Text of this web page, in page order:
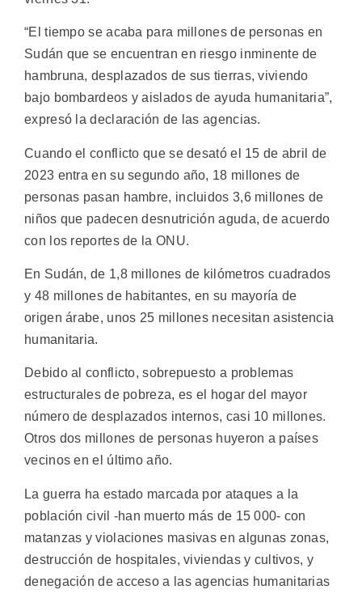
“El tiempo se acaba para millones de personas en
Sudán que se encuentran en riesgo inminente de
hambruna, desplazados de sus tierras, viviendo
bajo bombardeos y aislados de ayuda humanitaria”,
expresó la declaración de las agencias.
Cuando el conflicto que se desató el 15 de abril de
2023 entra en su segundo año, 18 millones de
personas pasan hambre, incluidos 3,6 millones de
niños que padecen desnutrición aguda, de acuerdo
con los reportes de la ONU.
En Sudán, de 1,8 millones de kilómetros cuadrados
y 48 millones de habitantes, en su mayoría de
origen árabe, unos 25 millones necesitan asistencia
humanitaria.
Debido al conflicto, sobrepuesto a problemas
estructurales de pobreza, es el hogar del mayor
número de desplazados internos, casi 10 millones.
Otros dos millones de personas huyeron a países
vecinos en el último año.
La guerra ha estado marcada por ataques a la
población civil -han muerto más de 15 000- con
matanzas y violaciones masivas en algunas zonas,
destrucción de hospitales, viviendas y cultivos, y
denegación de acceso a las agencias humanitarias